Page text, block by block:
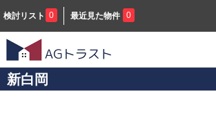
検討リスト 0 最近見た物件 0
新白岡